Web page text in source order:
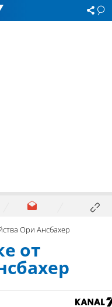
Ори Ансбахер
от